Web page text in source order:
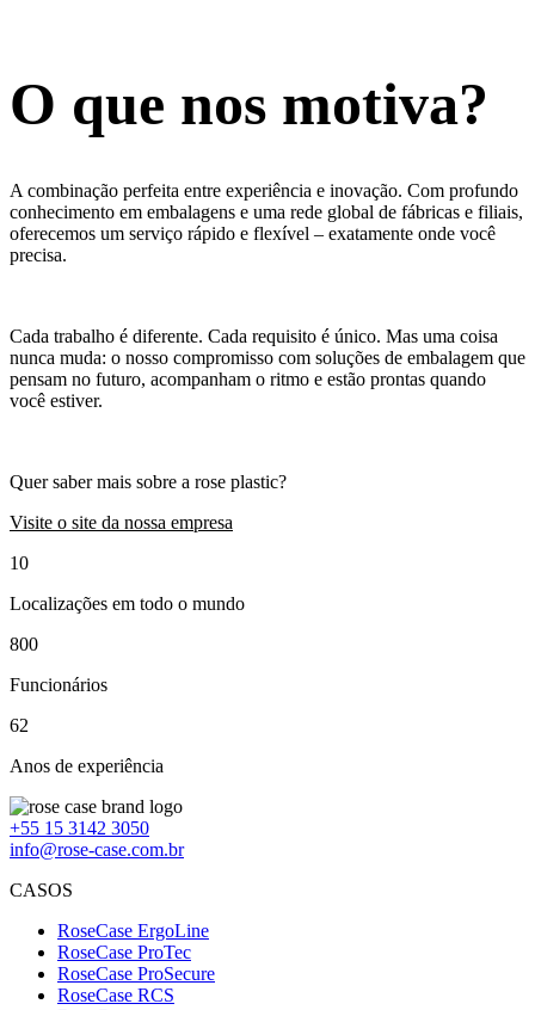
O que nos motiva?
A combinação perfeita entre experiência e inovação. Com profundo
conhecimento em embalagens e uma rede global de fábricas e filiais,
oferecemos um serviço rápido e flexível – exatamente onde você
precisa.
Cada trabalho é diferente. Cada requisito é único. Mas uma coisa
nunca muda: o nosso compromisso com soluções de embalagem que
pensam no futuro, acompanham o ritmo e estão prontas quando
você estiver.
Quer saber mais sobre a rose plastic?
Visite o site da nossa empresa
11
Localizações em todo o mundo
800
Funcionários
68
Anos de experiência
+55 15 3142 3050
info@rose-case.com.br
CASOS
RoseCase ErgoLine
RoseCase ProTec
RoseCase ProSecure
RoseCase RCS